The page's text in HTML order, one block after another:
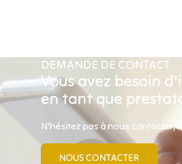
DEMANDE DE CONTACT
Vous avez besoin
en tant que
N’hésitez pas à nous
NOUS CONTACTER